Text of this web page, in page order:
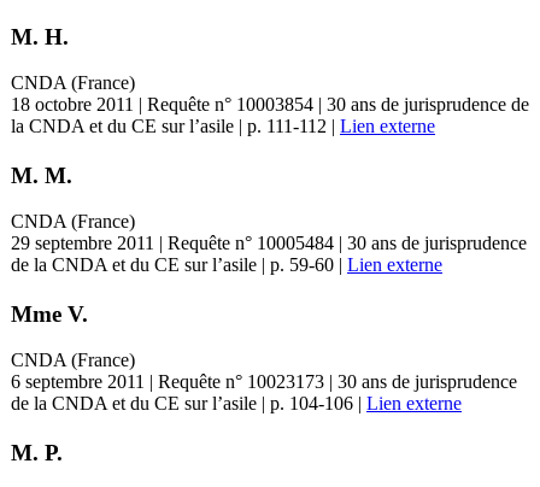
M. H.
CNDA (France)
18 octobre 2011 | Requête n° 10003854 | 30 ans de jurisprudence de
la CNDA et du CE sur l’asile | p. 111-112 | Lien externe
M. M.
CNDA (France)
29 septembre 2011 | Requête n° 10005484 | 30 ans de jurisprudence
de la CNDA et du CE sur l’asile | p. 59-60 | Lien externe
Mme V.
CNDA (France)
6 septembre 2011 | Requête n° 10023173 | 30 ans de jurisprudence
de la CNDA et du CE sur l’asile | p. 104-106 | Lien externe
M. P.